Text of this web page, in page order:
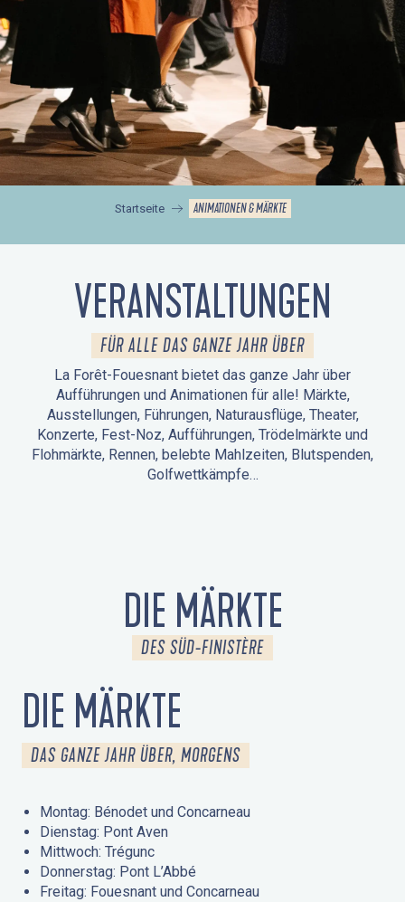
Startseite ANIMATIONEN & MÄRKTE
VERANSTALTUNGEN
FÜR ALLE DAS GANZE JAHR ÜBER
La Forêt-Fouesnant bietet das ganze Jahr über
Aufführungen und Animationen für alle! Märkte,
Ausstellungen, Führungen, Naturausflüge, Theater,
Konzerte, Fest-Noz, Aufführungen, Trödelmärkte und
Flohmärkte, Rennen, belebte Mahlzeiten, Blutspenden,
Golfwettkämpfe…
DIE MÄRKTE
DES SÜD-FINISTÈRE
DIE MÄRKTE
DAS GANZE JAHR ÜBER, MORGENS
Montag: Bénodet und Concarneau
Dienstag: Pont Aven
Mittwoch: Trégunc
Donnerstag: Pont L’Abbé
Freitag: Fouesnant und Concarneau